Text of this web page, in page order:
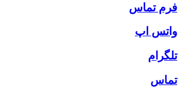
فرم تماس
واتس اپ
تلگرام
تماس